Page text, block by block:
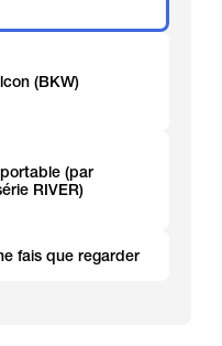
(BKW)
(par
RIVER)
fais que regarder